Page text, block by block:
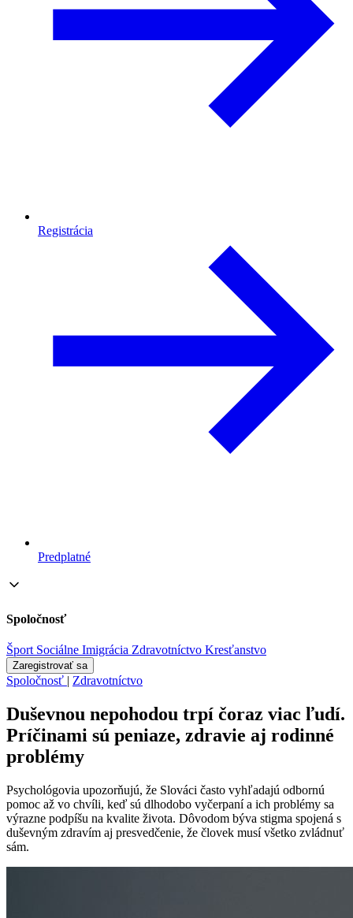
Registrácia
Predplatné
Spoločnosť
Šport Sociálne Imigrácia Zdravotníctvo Kresťanstvo
Zaregistrovať sa
Spoločnosť | Zdravotníctvo
Duševnou nepohodou trpí čoraz viac ľudí.
Príčinami sú peniaze, zdravie aj rodinné
problémy
Psychológovia upozorňujú, že Slováci často vyhľadajú odbornú
pomoc až vo chvíli, keď sú dlhodobo vyčerpaní a ich problémy sa
výrazne podpíšu na kvalite života. Dôvodom býva stigma spojená s
duševným zdravím aj presvedčenie, že človek musí všetko zvládnuť
sám.